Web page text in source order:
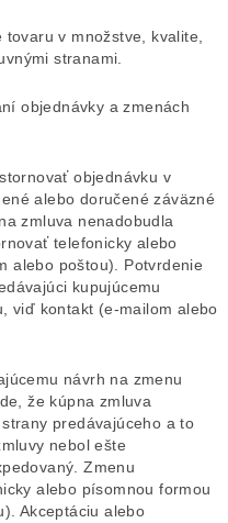
v množstve, kvalite,
stranami.
objednávky a zmenách
objednávku v
alebo doručené záväzné
zmluva nenadobudla
telefonicky alebo
alebo poštou). Potvrdenie
kupujúcemu
viď kontakt (e-mailom alebo
návrh na zmenu
že kúpna zmluva
predávajúceho a to
nebol ešte
Zmenu
alebo písomnou formou
Akceptáciu alebo